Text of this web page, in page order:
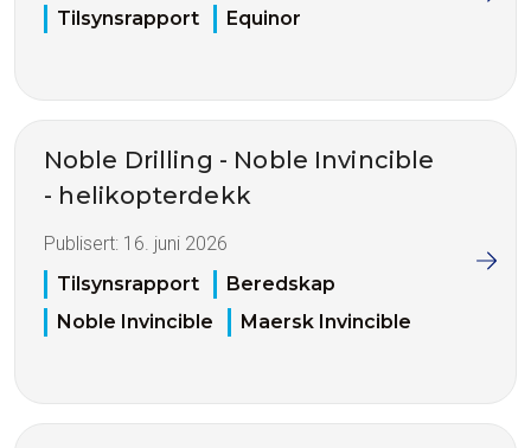
Tilsynsrapport
Equinor
Noble Drilling - Noble Invincible
- helikopterdekk
Publisert: 16. juni 2026
Tilsynsrapport
Beredskap
Noble Invincible
Maersk Invincible